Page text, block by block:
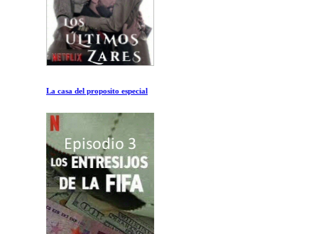
La casa del proposito especial